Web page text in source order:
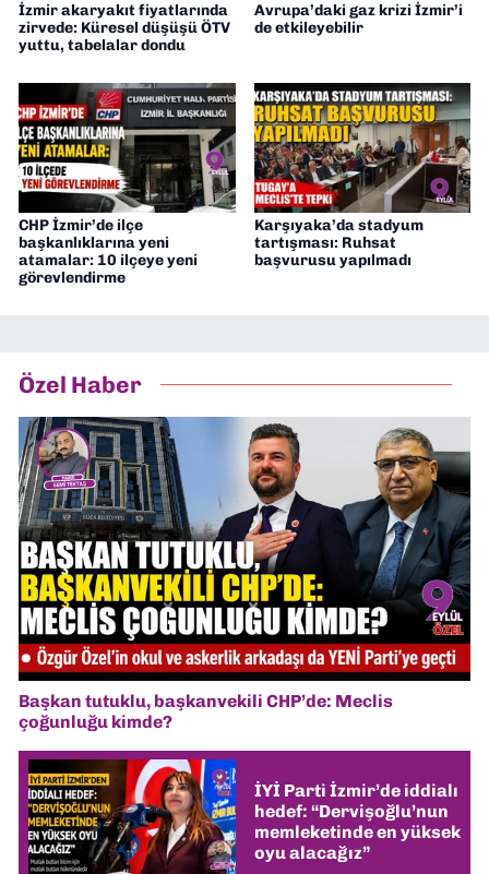
İzmir akaryakıt fiyatlarında
zirvede: Küresel düşüşü ÖTV
yuttu, tabelalar dondu
Avrupa’daki gaz krizi İzmir’i
de etkileyebilir
CHP İzmir’de ilçe
başkanlıklarına yeni
atamalar: 10 ilçeye yeni
görevlendirme
Karşıyaka’da stadyum
tartışması: Ruhsat
başvurusu yapılmadı
Özel Haber
Başkan tutuklu, başkanvekili CHP’de: Meclis
çoğunluğu kimde?
İYİ Parti İzmir’de iddialı
hedef: “Dervişoğlu’nun
memleketinde en yüksek
oyu alacağız”